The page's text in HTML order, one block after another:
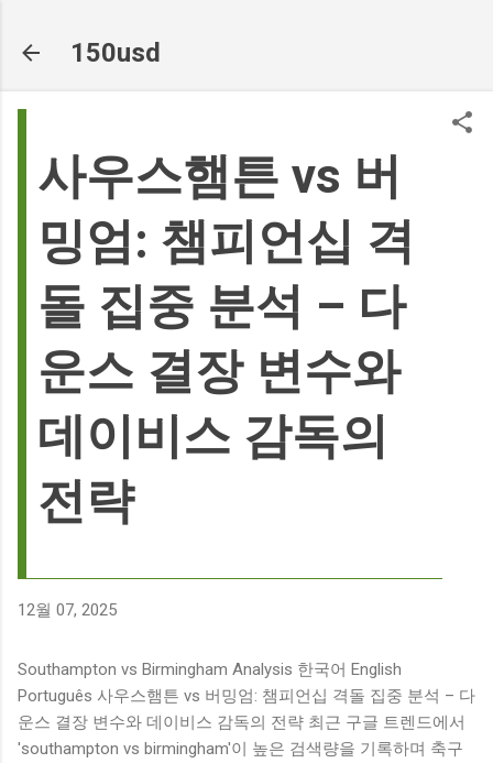
150usd
사우스햄튼 vs 버
밍엄: 챔피언십 격
돌 집중 분석 – 다
운스 결장 변수와
데이비스 감독의
전략
12월 07, 2025
Southampton vs Birmingham Analysis 한국어 English
Português 사우스햄튼 vs 버밍엄: 챔피언십 격돌 집중 분석 – 다
운스 결장 변수와 데이비스 감독의 전략 최근 구글 트렌드에서
'southampton vs birmingham'이 높은 검색량을 기록하며 축구